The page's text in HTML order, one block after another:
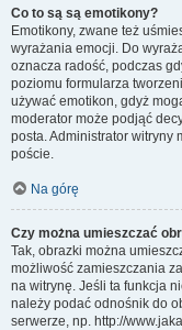
Co to są są emotikony?
Emotikony, zwane też
wyrażania emocji. Do
oznacza radość, podczas
poziomu formularza
używać emotikon, gdyż
moderator może podjąć
posta. Administrator witryny
poście.
Na górę
Czy można umieszczać
Tak, obrazki można
możliwość zamieszczania
na witrynę. Jeśli ta funkcja
należy podać odnośnik do
serwerze, np. http://